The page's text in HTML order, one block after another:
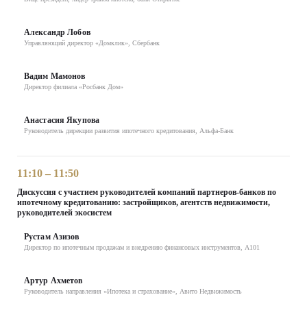
Александр Лобов
Управляющий директор «Домклик», Сбербанк
Вадим Мамонов
Директор филиала «Росбанк Дом»
Анастасия Якупова
Руководитель дирекции развития ипотечного кредитования, Альфа-Банк
11:10 – 11:50
Дискуссия с участием руководителей компаний партнеров-банков по
ипотечному кредитованию: застройщиков, агентств недвижимости,
руководителей экосистем
Рустам Азизов
Директор по ипотечным продажам и внедрению финансовых инструментов, А101
Артур Ахметов
Руководитель направления «Ипотека и страхование», Авито Недвижимость